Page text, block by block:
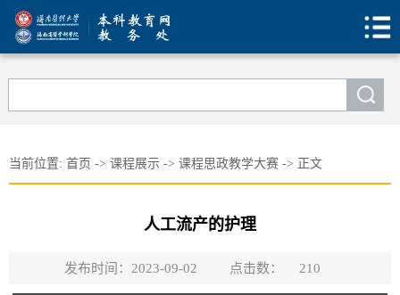
当前位置: 首页 -> 课程展示 -> 课程思政教学大赛 -> 正文
人工流产的护理
发布时间：2023-09-02 点击数： 210